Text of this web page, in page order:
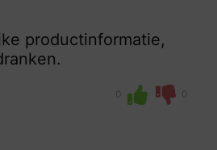
productinformatie,
0 0